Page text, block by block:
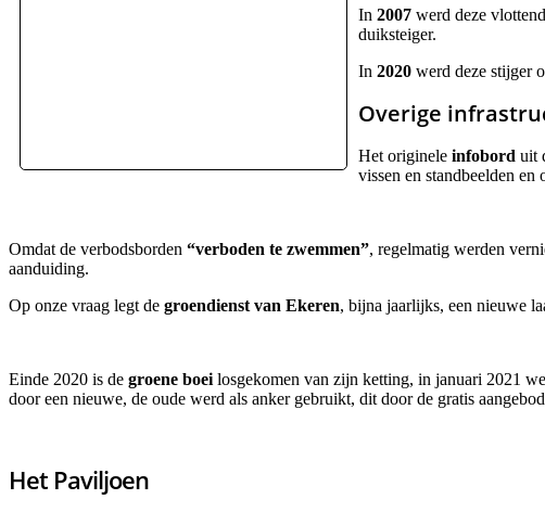
In 2007 werd deze
duiksteiger.
In 2020 werd deze stijger
Overige
Het originele infobord uit
vissen en standbeelden
Omdat de verbodsborden “verboden te zwemmen”, regelmatig werden
aanduiding.
Op onze vraag legt de groendienst van Ekeren, bijna jaarlijks, een nieuwe
Einde 2020 is de groene boei losgekomen van zijn ketting, in januari 2021
door een nieuwe, de oude werd als anker gebruikt, dit door de gratis
Het Paviljoen